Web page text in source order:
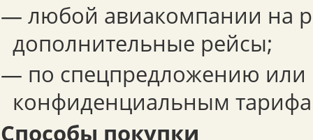
— любой авиакомпании на
дополнительные рейсы;
— по спецпредложению или
конфиденциальным
Способы покупки